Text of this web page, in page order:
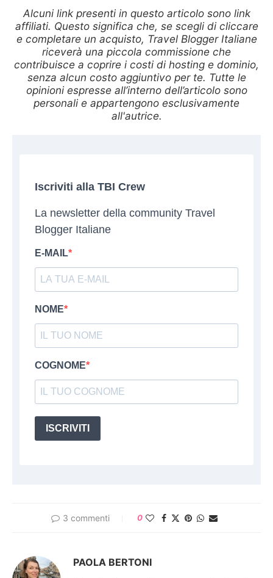
Alcuni link presenti in questo articolo sono link
affiliati. Questo significa che, se scegli di cliccare
e completare un acquisto, Travel Blogger Italiane
riceverà una piccola commissione che
contribuisce a coprire i costi di hosting e dominio,
senza alcun costo aggiuntivo per te. Tutte le
opinioni espresse all’interno dell’articolo sono
personali e appartengono esclusivamente
all'autrice.
Iscriviti alla TBI Crew
La newsletter della community Travel
Blogger Italiane
E-MAIL
NOME
COGNOME
ISCRIVITI
3 commenti 0
PAOLA BERTONI